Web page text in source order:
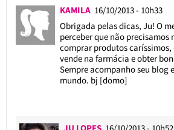
KAMILA 16/10/2013 - 10h33
Obrigada pelas dicas, Ju! O
perceber que não precisamos
comprar produtos caríssimos,
vende na farmácia e obter
Sempre acompanho seu blog
mundo. bj [domo]